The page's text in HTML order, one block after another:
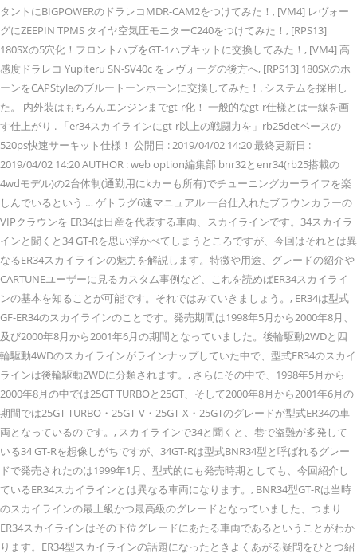
タントにBIGPOWERのドラレコMDR-CAM2をつけてみた！, [VM4] レヴォー
グにZEEPIN TPMS タイヤ空気圧モニターC240をつけてみた！, [RPS13]
180SXの5穴化！フロントハブをGT-1ハブキットに交換してみた！, [VM4] 高
感度ドラレコ Yupiteru SN-SV40c をレヴォーグの後方へ, [RPS13] 180SXのホ
ーンをCAPStyleのブルートーンホーンに交換してみた！. システムを採用し
た。 内外装はもちろんエンジンまでgt-r化！ 一般的なgt-r仕様とは一線を画
す仕上がり . 「er34スカイラインにgt-r以上の戦闘力を」rb25detベースの
520ps快速サーキット仕様！ 公開日 : 2019/04/02 14:20 最終更新日 :
2019/04/02 14:20 AUTHOR : web option編集部 bnr32とenr34(rb25搭載の
4wdモデル)の2台体制(通勤用にkカーも所有)でチューニングカーライフを楽
しんでいるという … ゲトラグ6速マニュアル 一台仕入れたブラウンカラーの
VIPクラウンを ER34は日産を代表する車両、スカイラインです。34スカイラ
インと聞くと34 GT-Rを思い浮かべてしまうところですが、今回はそれとは異
なるER34スカイラインの魅力を解説します。特徴や用途、グレードの紹介や
CARTUNEユーザーに見るカスタム事例など、これを読めばER34スカイライ
ンの基本を知ることが可能です。それではみていきましょう。, ER34は型式
GF-ER34のスカイラインのことです。発売期間は1998年5月から2000年8月、
及び2000年8月から2001年6月の期間となっていました。後輪駆動2WDと四
輪駆動4WDのスカイラインがラインナップしていた中で、型式ER34のスカイ
ラインは後輪駆動2WDに分類されます。, さらにその中で、1998年5月から
2000年8月の中では25GT TURBOと25GT、そして2000年8月から2001年6月の
期間では25GT TURBO・25GT-V・25GT-X・25GTのグレードが型式ER34の車
両となっているのです。, スカイラインで34と聞くと、巷で盗難が多発して
いる34 GT-Rを想像しがちですが、34GT-Rは型式BNR34型と呼ばれるグレー
ドで発売されたのは1999年1月、型式的にも発売時期としても、今回紹介し
ているER34スカイラインとは異なる車両になります。, BNR34型GT-Rは当時
のスカイラインの最上級かつ最高級のグレードとなっていました、つまり
ER34スカイラインはその下位グレードにあたる車両であるということがわか
ります。ER34型スカイラインの話題になったときよくあがる疑問をひとつ紹